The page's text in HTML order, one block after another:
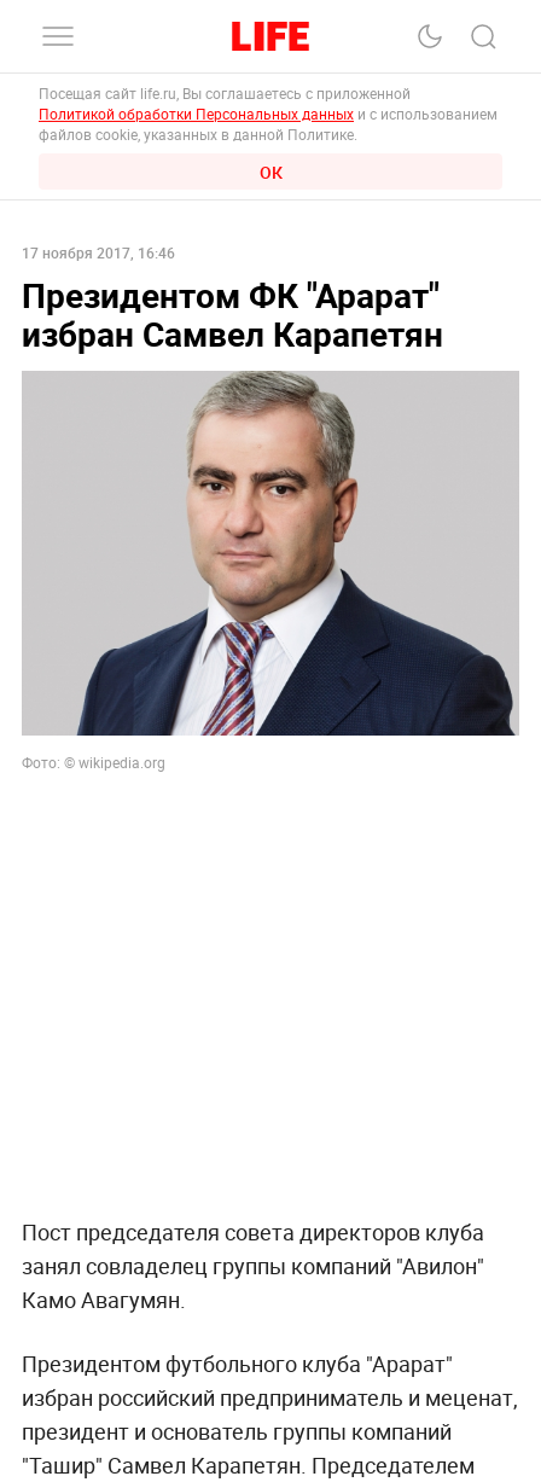
Посещая сайт life.ru, Вы соглашаетесь с приложенной
Политикой обработки Персональных данных и с использованием
файлов cookie, указанных в данной Политике.
ОК
17 ноября 2017, 16:46
Президентом ФК "Арарат"
избран Самвел Карапетян
Фото: © wikipedia.org
Пост председателя совета директоров клуба
занял совладелец группы компаний "Авилон"
Камо Авагумян.
Президентом футбольного клуба "Арарат"
избран российский предприниматель и меценат,
президент и основатель группы компаний
"Ташир" Самвел Карапетян. Председателем